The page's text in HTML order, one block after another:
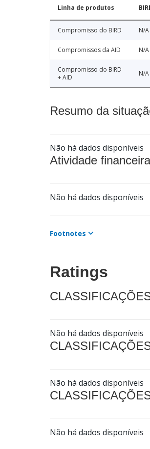
Linha de produtos
Compromisso do BIRD N/A
Compromissos da AID N/A
Compromisso do BIRD
+ AID
N/A
Resumo da
Não há dados disponíveis
Atividade
Não há dados disponíveis
Footnotes
Ratings
Não há dados disponíveis
Não há dados disponíveis
Não há dados disponíveis